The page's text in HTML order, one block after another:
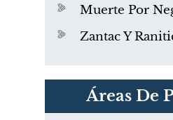
Muerte Por
Zantac Y
Áreas De
PVC Cloruro